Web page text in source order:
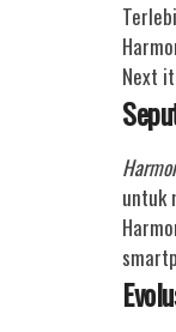
Next
untuk